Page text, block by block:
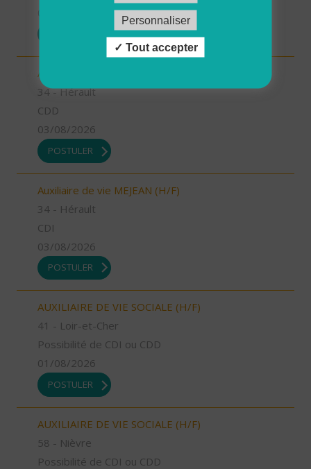
Aide à domicile MEJEAN (H/F)
34 - Hérault
CDD
03/08/2026
POSTULER
Auxiliaire de vie MEJEAN (H/F)
34 - Hérault
CDI
03/08/2026
POSTULER
AUXILIAIRE DE VIE SOCIALE (H/F)
41 - Loir-et-Cher
Possibilité de CDI ou CDD
01/08/2026
POSTULER
AUXILIAIRE DE VIE SOCIALE (H/F)
58 - Nièvre
Possibilité de CDI ou CDD
Personnaliser
Tout accepter